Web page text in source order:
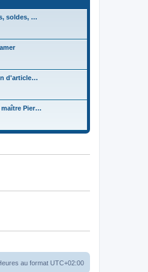
soldes, …
d'article…
Pier…
au format UTC+02:00